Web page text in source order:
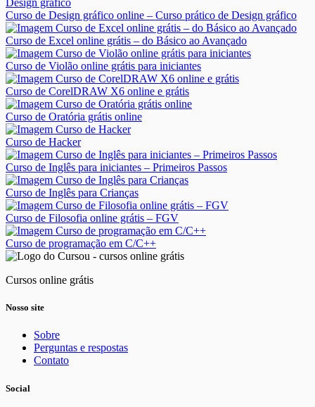
Curso de Design gráfico online – Curso prático de Design gráfico
Curso de Excel online grátis – do Básico ao Avançado
Curso de Violão online grátis para iniciantes
Curso de CorelDRAW X6 online e grátis
Curso de Oratória grátis online
Curso de Hacker
Curso de Inglês para iniciantes – Primeiros Passos
Curso de Inglês para Crianças
Curso de Filosofia online grátis – FGV
Curso de programação em C/C++
Cursos online grátis
Nosso site
Sobre
Perguntas e respostas
Contato
Social